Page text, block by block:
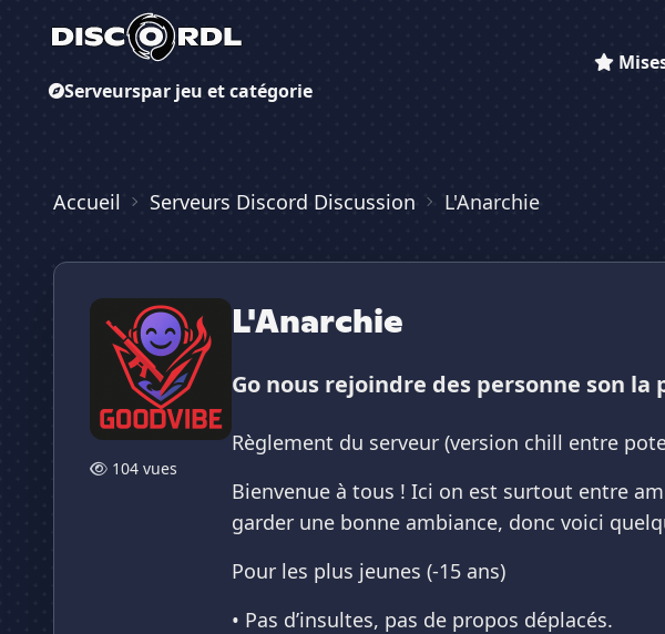
Serveurspar jeu et catégorie
Accueil Serveurs Discord Discussion L'Anarchie
104 vues
L'Anarchie
Go nous rejoindre des personne son
Règlement du serveur (version chill entre
Bienvenue à tous ! Ici on est surtout entre
garder une bonne ambiance, donc voici
Pour les plus jeunes (-15 ans)
• Pas d’insultes, pas de propos déplacés.